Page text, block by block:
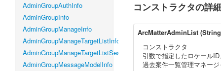
AdminGroupAuthInfo
AdminGroupInfo
AdminGroupManageInfo
AdminGroupManageTargetListInfo
AdminGroupManageTargetListSearchConditionInfo
AdminGroupMessageModelInfo
コンストラクタの詳
ArcMatterAdminList (String
コンストラクタ
引数で指定したロケール
過去案件一覧管理マネー